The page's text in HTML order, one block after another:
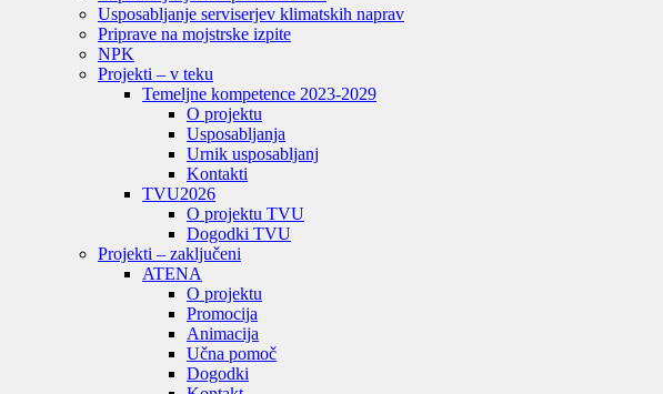
Usposabljanje serviserjev klimatskih naprav
Priprave na mojstrske izpite
NPK
Projekti – v teku
Temeljne kompetence 2023-2029
O projektu
Usposabljanja
Urnik usposabljanj
Kontakti
TVU2026
O projektu TVU
Dogodki TVU
Projekti – zaključeni
ATENA
O projektu
Promocija
Animacija
Učna pomoč
Dogodki